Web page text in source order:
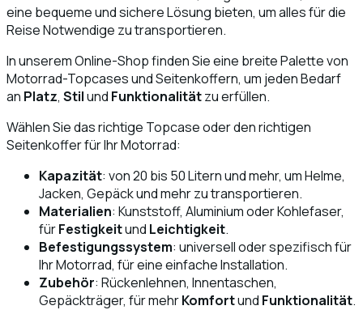
eine bequeme und sichere Lösung bieten, um alles für die
Reise Notwendige zu transportieren.
In unserem Online-Shop finden Sie eine breite Palette von
Motorrad-Topcases und Seitenkoffern, um jeden Bedarf
an Platz, Stilund Funktionalitätzu erfüllen.
Wählen Sie das richtige Topcase oder den richtigen
Seitenkoffer für Ihr Motorrad:
Kapazität: von 20 bis 50 Litern und mehr, um Helme,
Jacken, Gepäck und mehr zu transportieren.
Materialien: Kunststoff, Aluminium oder Kohlefaser,
fürFestigkeitund Leichtigkeit.
Befestigungssystem: universell oder spezifisch für
Ihr Motorrad, für eine einfache Installation.
Zubehör: Rückenlehnen, Innentaschen,
Gepäckträger, für mehrKomfortund Funktionalität.